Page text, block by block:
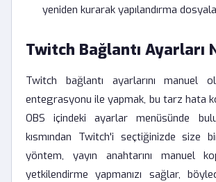
yeniden kurarak yapılandırma
Twitch Bağlantı Ayarları
Twitch bağlantı ayarlarını
entegrasyonu ile yapmak, bu tarz hata
OBS içindeki ayarlar menüsünde
kısmından Twitch'i seçtiğinizde size
yöntem, yayın anahtarını manuel
yetkilendirme yapmanızı sağlar,